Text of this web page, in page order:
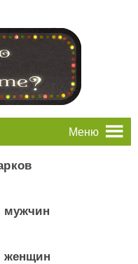
Меню
мужчин
женщин